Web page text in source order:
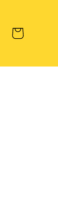
Carrito